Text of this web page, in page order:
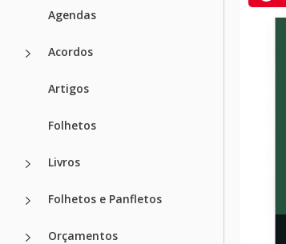
Agendas
Acordos
Artigos
Folhetos
Livros
Folhetos e Panfletos
Orçamentos